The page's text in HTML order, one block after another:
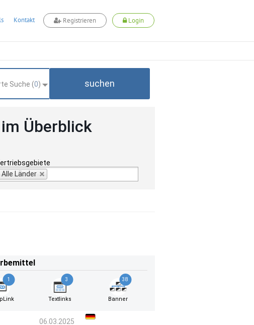
Kontakt Registrieren Login
Suche (0) suchen
Überblick
Alle Länder
1 3
Textlinks
38
Banner
06.03.2025